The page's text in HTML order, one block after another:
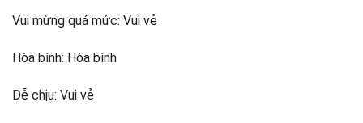
Vui mừng quá mức: Vui vẻ
Hòa bình: Hòa bình
Dễ chịu: Vui vẻ